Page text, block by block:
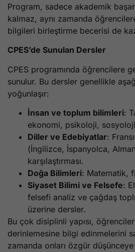
Program, sadece akademik
kalmaz, aynı zamanda
bilgileri birleştirme becerisi de
CPES’de Sunulan Dersler
CPES programında öğrencilere
sunulur. Bu dersler genellikle
yoğunlaşır:
İnsan ve toplum bilimleri:
ekonomi, psikoloji,
Diller ve Edebiyatlar:
(İngilizce, İspanyolca,
karşılaştırması.
Doğa Bilimleri: Matematik,
Siyaset Bilimi ve Felsefe:
felsefi analiz ve çağdaş
üzerine dersler.
Bu çok disiplinli yapısı,
derinlemesine bilgi edinmelerini
zamanda onları özgür